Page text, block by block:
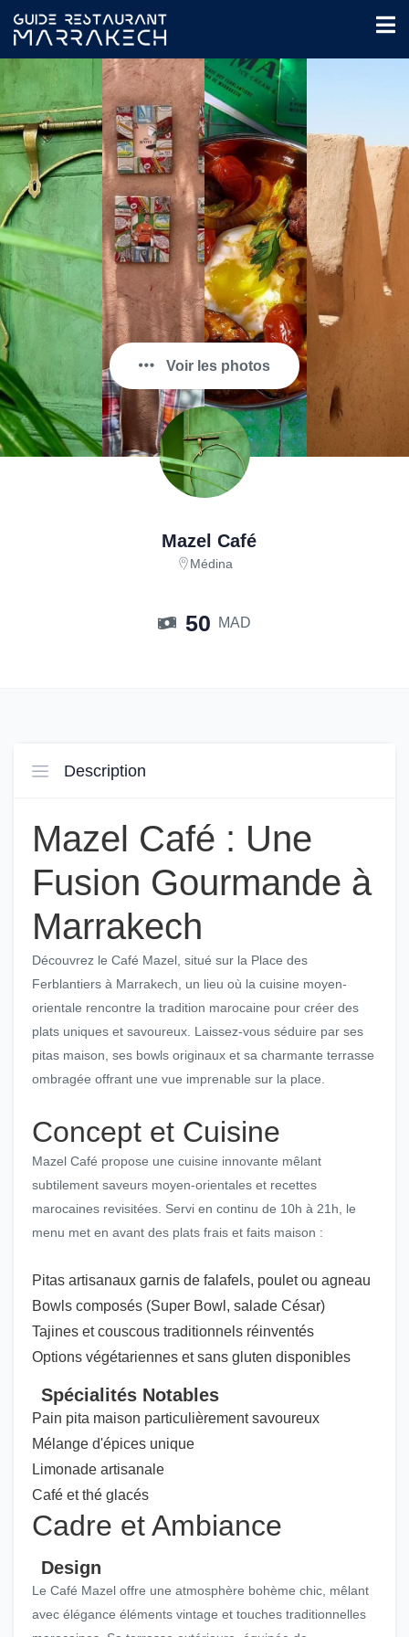
Voir les photos
Mazel Café
Médina
50 MAD
Description
Mazel Café : Une
Fusion Gourmande à
Marrakech
Découvrez le Café Mazel, situé sur la Place des
Ferblantiers à Marrakech, un lieu où la cuisine moyen-
orientale rencontre la tradition marocaine pour créer des
plats uniques et savoureux. Laissez-vous séduire par ses
pitas maison, ses bowls originaux et sa charmante terrasse
ombragée offrant une vue imprenable sur la place.
Concept et Cuisine
Mazel Café propose une cuisine innovante mêlant
subtilement saveurs moyen-orientales et recettes
marocaines revisitées. Servi en continu de 10h à 21h, le
menu met en avant des plats frais et faits maison :
Pitas artisanaux garnis de falafels, poulet ou agneau
Bowls composés (Super Bowl, salade César)
Tajines et couscous traditionnels réinventés
Options végétariennes et sans gluten disponibles
Spécialités Notables
Pain pita maison particulièrement savoureux
Mélange d'épices unique
Limonade artisanale
Café et thé glacés
Cadre et Ambiance
Design
Le Café Mazel offre une atmosphère bohème chic, mêlant
avec élégance éléments vintage et touches traditionnelles